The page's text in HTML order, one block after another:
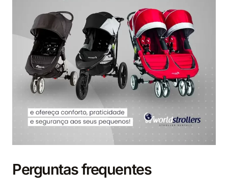
Perguntas frequentes